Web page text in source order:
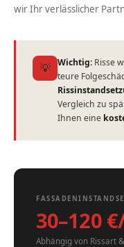
wir Ihr verlässlicher
💡 Wichtig: Risse
teure
Vergleich zu
Ihnen eine
30–120
Abhängig von Rissart